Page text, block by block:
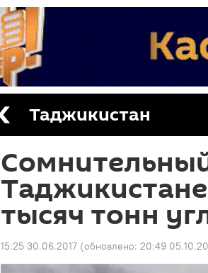
Таджикистан
тысяч тонн
15:25 30.06.2017 (обновлено: 20:49